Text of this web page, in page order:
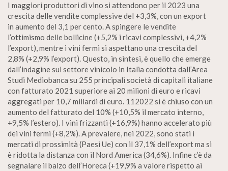
I maggiori produttori di vino si attendono per il 2023 una
crescita delle vendite complessive del +3,3%, con un export
in aumento del 3,1 per cento. A spingere le vendite
l’ottimismo delle bollicine (+5,2% i ricavi complessivi, +4,2%
l’export), mentre i vini fermi si aspettano una crescita del
2,8% (+2,9% l’export). Questo, in sintesi, è quello che emerge
dall’indagine sul settore vinicolo in Italia condotta dall’Area
Studi Mediobanca su 255 principali società di capitali italiane
con fatturato 2021 superiore ai 20 milioni di euro e ricavi
aggregati per 10,7 miliardi di euro. 112022 si è chiuso con un
aumento del fatturato del 10% (+10,5% il mercato interno,
+9,5% l’estero). I vini frizzanti (+16,9%) hanno accelerato più
dei vini fermi (+8,2%). A prevalere, nei 2022, sono stati i
mercati di prossimità (Paesi Ue) con il 37,1% dell’export ma si
è ridotta la distanza con il Nord America (34,6%). Infine c’è da
segnalare il balzo dell’Horeca (+19,9% a valore rispetto ai